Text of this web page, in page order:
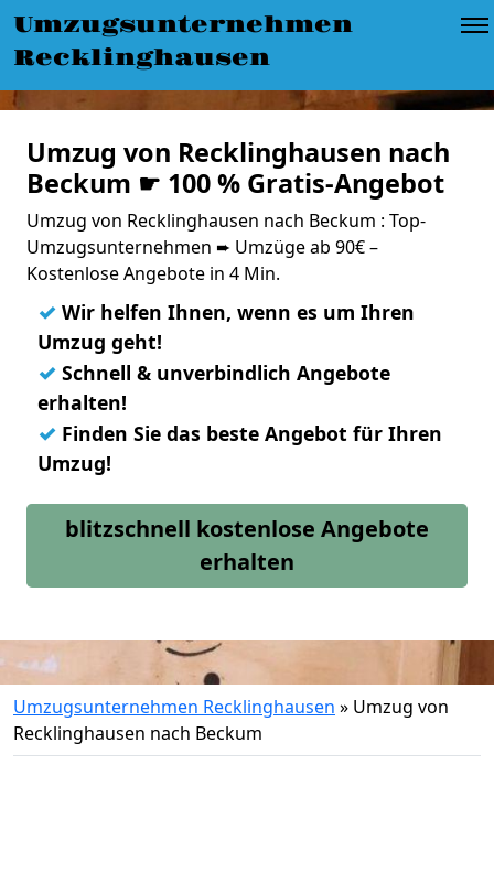
Umzugsunternehmen
Recklinghausen
Umzug von Recklinghausen nach
Beckum ☛ 100 % Gratis-Angebot
Umzug von Recklinghausen nach Beckum : Top-
Umzugsunternehmen ➨ Umzüge ab 90€ –
Kostenlose Angebote in 4 Min.
✓ Wir helfen Ihnen, wenn es um Ihren
Umzug geht!
✓ Schnell & unverbindlich Angebote
erhalten!
✓ Finden Sie das beste Angebot für Ihren
Umzug!
blitzschnell kostenlose Angebote
erhalten
Umzugsunternehmen Recklinghausen » Umzug von
Recklinghausen nach Beckum